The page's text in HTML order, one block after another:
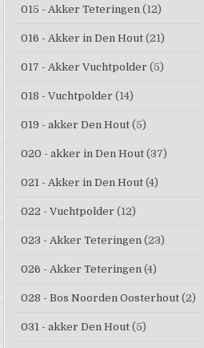
015 - Akker Teteringen (12)
016 - Akker in Den Hout (21)
017 - Akker Vuchtpolder (5)
018 - Vuchtpolder (14)
019 - akker Den Hout (5)
020 - akker in Den Hout (37)
021 - Akker in Den Hout (4)
022 - Vuchtpolder (12)
023 - Akker Teteringen (23)
026 - Akker Teteringen (4)
028 - Bos Noorden Oosterhout (2)
031 - akker Den Hout (5)